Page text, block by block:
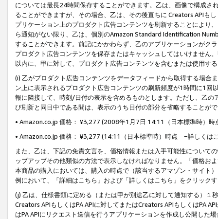
については最長24時間保存することができます。乙は、画像で構成
ることができますが、その場合、乙は、その後直ちに Creators APIも
プリケーション上のプロダクト広告コンテンツを刷新することにより
ら通知がない限り、乙は、個別のAmazon Standard Identification
することができます。前記にかかわらず、乙のアプリケーションがク
プロダクト広告コンテンツを保存またはキャッシュしてはいけません
以内に、甲に対して、プロダクト広告コンテンツを含むまたは使用す
(i) 乙がプロダクト広告コンテンツをデータフィードから取得する場合
ン上に表示されるプロダクト広告コンテンツの刷新頻度が1時間に1
報に隣接して、時刻/日付の表示を含めるものとします。ただし、乙
び刷新と同日中である間は、表示のうち日付の部分を省略することが
• Amazon.co.jp 価格： ¥3,277 (2008年1月7日 14:11（日本標準時）
• Amazon.co.jp 価格： ¥3,277 (14:11（日本標準時）時点 −詳しくは
また、乙は、下記の免責文言を、価格情報または入手可能性について
ップアップその他類似の方法で表示しなければなりません。「価格
本商品の購入においては、購入の時点で（該当するアマゾン・サイト
例において、「詳細はこちら」および「詳しくはこちら」をクリック
(j) 乙は、仕様書類に定める（または甲が別途乙に対して通知する）
Creators APIもしくはPA APIに対してまたはCreators APIもしくはPA
はPA APIにリクエスト送信を行うアプリケーションを作成し公開した